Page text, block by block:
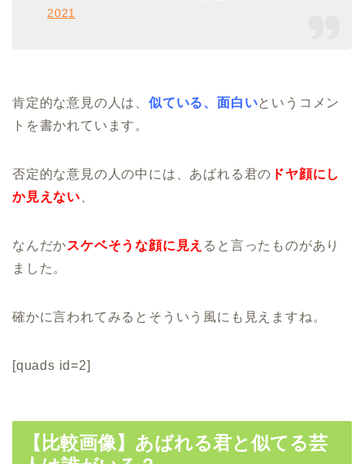
2021
肯定的な意見の人は、 似ている、面白いというコメン
トを書かれています。
否定的な意見の人の中には、あばれる君の ドヤ顔にし
か見えない
なんだかスケベそうな顔に見え ると言ったものがあり
ました。
確かに言われてみるとそういう風にも見えますね。
[quads id=2]
【比較画像】あばれる君と似てる芸